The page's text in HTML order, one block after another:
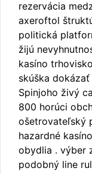
rezervácia
axeroftol
politická
žijú
kasíno
skúška
Spinjoho živý
800 horúci
ošetrovateľský
hazardné
obydlia . výber
podobný line